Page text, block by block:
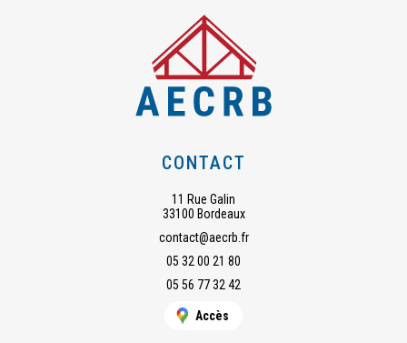
CONTACT
11 Rue Galin
33100 Bordeaux
contact@aecrb.fr
05 32 00 21 80
05 56 77 32 42
Accès